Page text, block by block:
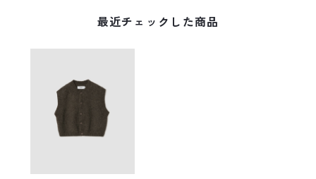
最近チェックした商品